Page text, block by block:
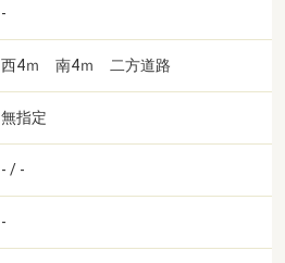
-
西4ｍ 南4ｍ 二方道路
無指定
- / -
-